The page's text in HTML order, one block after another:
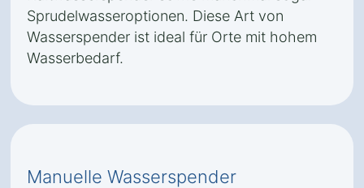
Sprudelwasseroptionen. Diese Art von
Wasserspender ist ideal für Orte mit hohem
Wasserbedarf.
Manuelle Wasserspender